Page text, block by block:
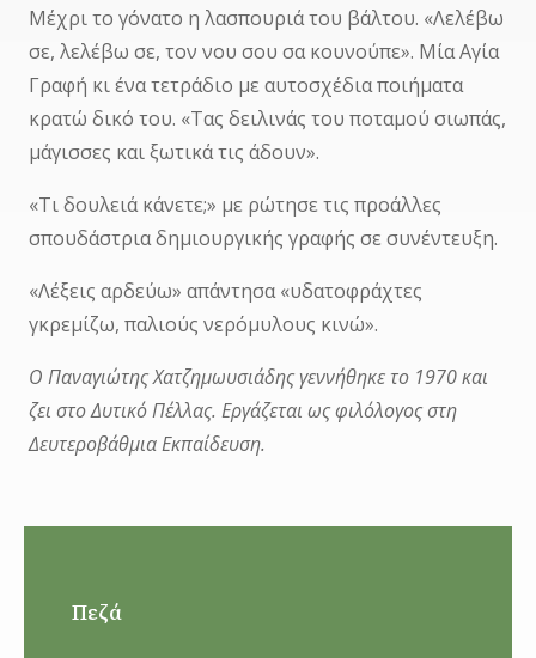
Πεζά
Μέχρι το γόνατο η λασπουριά του βάλτου. «Λελέβω
σε, λελέβω σε, τον νου σου σα κουνούπε». Μία Αγία
Γραφή κι ένα τετράδιο με αυτοσχέδια ποιήματα
κρατώ δικό του. «Τας δειλινάς του ποταμού σιωπάς,
μάγισσες και ξωτικά τις άδουν».
«Τι δουλειά κάνετε;» με ρώτησε τις προάλλες
σπουδάστρια δημιουργικής γραφής σε συνέντευξη.
«Λέξεις αρδεύω» απάντησα «υδατοφράχτες
γκρεμίζω, παλιούς νερόμυλους κινώ».
Ο Παναγιώτης Χατζημωυσιάδης γεννήθηκε το 1970 και
ζει στο Δυτικό Πέλλας. Εργάζεται ως φιλόλογος στη
Δευτεροβάθμια Εκπαίδευση.